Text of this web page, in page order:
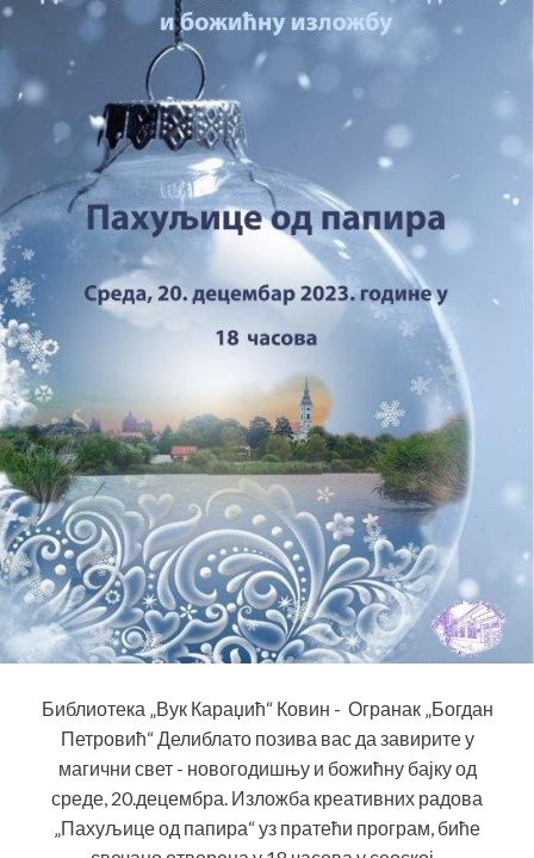
Библиотека „Вук Караџић“ Ковин - Огранак „Богдан
Петровић“ Делиблато позива вас да завирите у
магични свет - новогодишњу и божићну бајку од
среде, 20.децембра. Изложба креативних радова
„Пахуљице од папира“ уз пратећи програм, биће